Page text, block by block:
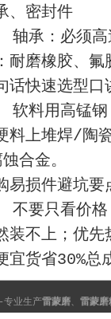
、密封件
必须高速、
耐磨橡胶、
话快速选型口
高锰钢，省
料上堆焊/陶
合金。
易损件避坑要
看价格，重
装不上；优
宜货省30%总
业生产雷蒙磨、 雷蒙磨